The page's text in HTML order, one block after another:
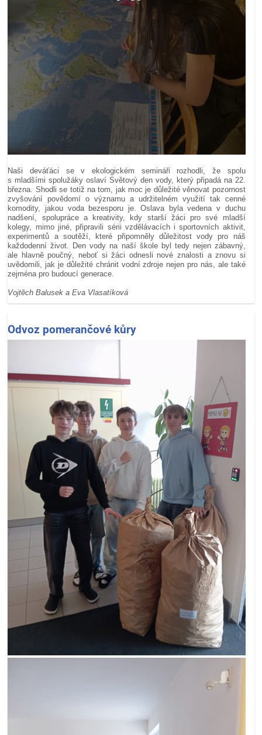
Naši deváťáci se v ekologickém semináři rozhodli, že spolu
s mladšími spolužáky oslaví Světový den vody, který připadá na 22.
března. Shodli se totiž na tom, jak moc je důležité věnovat pozornost
zvyšování povědomí o významu a udržitelném využití tak cenné
komodity, jakou voda bezesporu je. Oslava byla vedena v duchu
nadšení, spolupráce a kreativity, kdy starší žáci pro své mladší
kolegy, mimo jiné, připravili sérii vzdělávacích i sportovních aktivit,
experimentů a soutěží, které připomněly důležitost vody pro náš
každodenní život. Den vody na naší škole byl tedy nejen zábavný,
ale hlavně poučný, neboť si žáci odnesli nové znalosti a znovu si
uvědomili, jak je důležité chránit vodní zdroje nejen pro nás, ale také
zejména pro budoucí generace.
Vojtěch Balusek a Eva Vlasatíková
Odvoz pomerančové kůry